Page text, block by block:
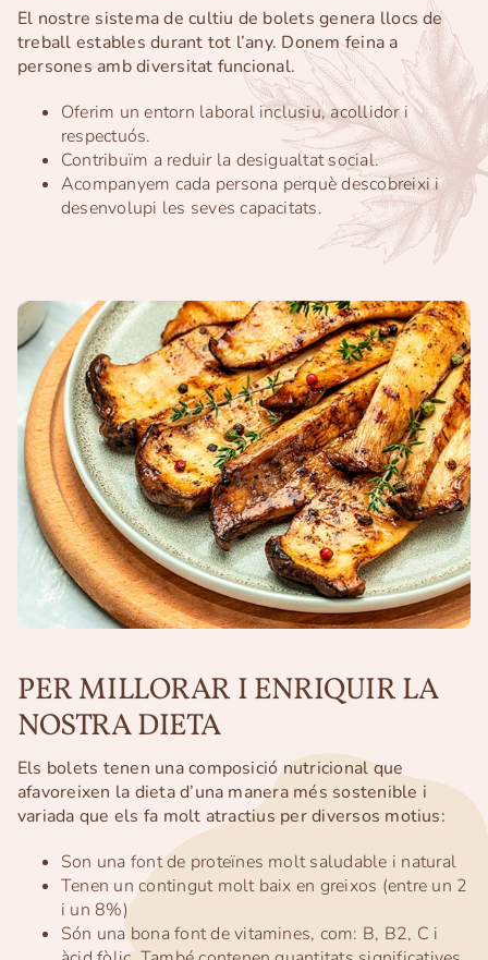
El nostre sistema de cultiu de bolets genera llocs de
treball estables durant tot l’any. Donem feina a
persones amb diversitat funcional.
Oferim un entorn laboral inclusiu, acollidor i
respectuós.
Contribuïm a reduir la desigualtat social.
Acompanyem cada persona perquè descobreixi i
desenvolupi les seves capacitats.
PER MILLORAR I ENRIQUIR LA
NOSTRA DIETA
Els bolets tenen una composició nutricional que
afavoreixen la dieta d’una manera més sostenible i
variada que els fa molt atractius per diversos motius:
Son una font de proteïnes molt saludable i natural
Tenen un contingut molt baix en greixos (entre un 2
i un 8%)
Són una bona font de vitamines, com: B, B2, C i